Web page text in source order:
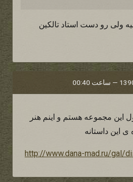
ولی رو دست استاد تالکین
این مجموعه هستم و اینم هنر
ی این داستانه
http://www.dana-mad.ru/gal/